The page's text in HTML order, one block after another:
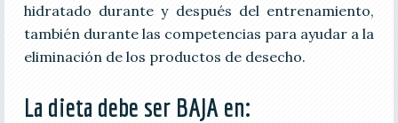
hidratado durante y después del entrenamiento,
también durante las competencias para ayudar a la
eliminación de los productos de desecho.
La dieta debe ser BAJA en: